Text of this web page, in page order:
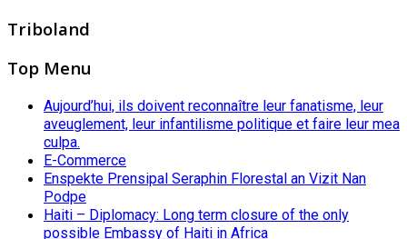
Triboland
Top Menu
Aujourd’hui, ils doivent reconnaître leur fanatisme, leur
aveuglement, leur infantilisme politique et faire leur mea
culpa.
E-Commerce
Enspekte Prensipal Seraphin Florestal an Vizit Nan
Podpe
Haiti – Diplomacy: Long term closure of the only
possible Embassy of Haiti in Africa